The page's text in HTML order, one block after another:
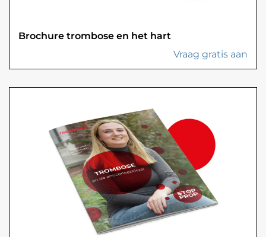
Brochure trombose en het hart
Vraag gratis aan